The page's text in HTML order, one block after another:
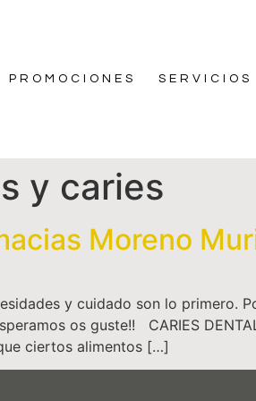
PROMOCIONES SERVICIOS
y caries
Moreno
y cuidado son lo primero.
os guste!! CARIES
ciertos alimentos […]